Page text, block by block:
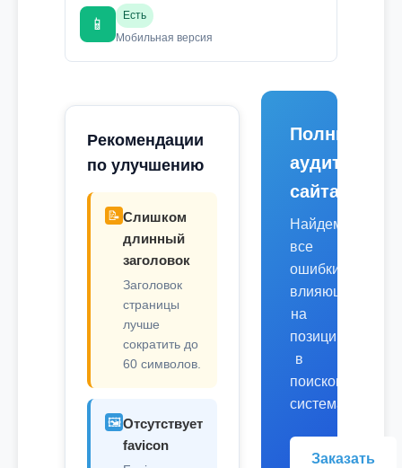
📱
Есть
Мобильная версия
Рекомендации
по улучшению
📝 Слишком
длинный
заголовок
Заголовок
страницы
лучше
сократить до
60 символов.
🖼️Отсутствует
favicon
Полный
аудит
сайта
Найдем
все
ошибки,
влияющие
на
позиции
в
поисковых
системах.
Заказать